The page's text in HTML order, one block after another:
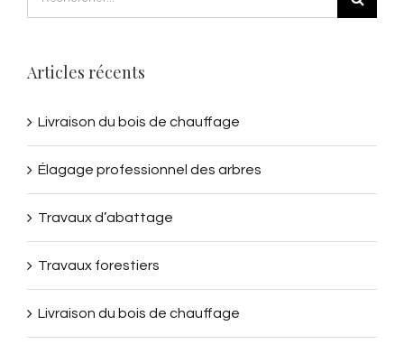
Articles récents
Livraison du bois de chauffage
Élagage professionnel des arbres
Travaux d’abattage
Travaux forestiers
Livraison du bois de chauffage